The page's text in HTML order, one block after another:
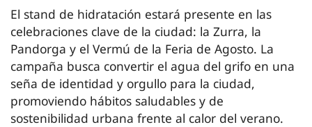
El stand de hidratación estará presente en las
celebraciones clave de la ciudad: la Zurra, la
Pandorga y el Vermú de la Feria de Agosto. La
campaña busca convertir el agua del grifo en una
seña de identidad y orgullo para la ciudad,
promoviendo hábitos saludables y de
sostenibilidad urbana frente al calor del verano.